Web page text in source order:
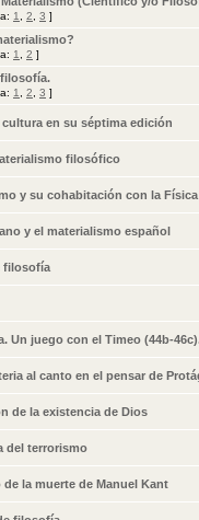
1 2 3 ]
1 2 ]
1 2 3 ]
en su séptima edición
filosófico
y su cohabitación con la
y el materialismo español
filosofía
Un juego con el Timeo (44b-
al canto en el pensar de
de la existencia de Dios
del terrorismo
de la muerte de Manuel Kant